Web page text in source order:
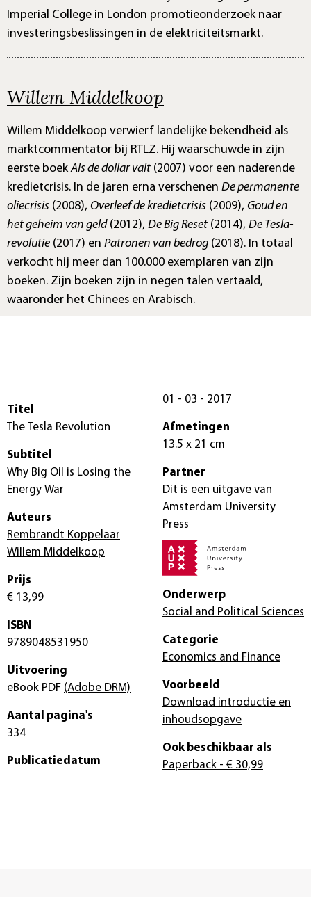
Imperial College in London promotieonderzoek naar
investeringsbeslissingen in de elektriciteitsmarkt.
Willem Middelkoop
Willem Middelkoop verwierf landelijke bekendheid als
marktcommentator bij RTLZ. Hij waarschuwde in zijn
eerste boekAls de dollar valt (2007) voor een naderende
kredietcrisis. In de jaren erna verschenen De permanente
oliecrisis (2008), Overleef de kredietcrisis (2009), Goud en
het geheim van geld(2012), De Big Reset (2014), De Tesla-
revolutie (2017) en Patronen van bedrog (2018). In totaal
verkocht hij meer dan 100.000 exemplaren van zijn
boeken. Zijn boeken zijn in negen talen vertaald,
waaronder het Chinees en Arabisch.
Titel
The Tesla Revolution
Subtitel
Why Big Oil is Losing the
Energy War
Auteurs
Rembrandt Koppelaar
Willem Middelkoop
Prijs
€ 13,99
ISBN
9789048531950
Uitvoering
eBook PDF (Adobe DRM)
Aantal pagina's
334
Publicatiedatum
01 - 03 - 2017
Afmetingen
13.5 x 21 cm
Partner
Dit is een uitgave van
Amsterdam University
Press
Onderwerp
Social and Political Sciences
Categorie
Economics and Finance
Voorbeeld
Download introductie en
inhoudsopgave
Ook beschikbaar als
Paperback - € 30,99